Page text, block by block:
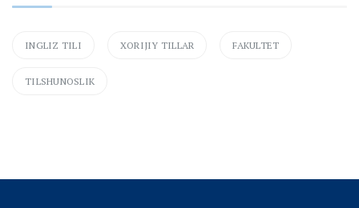
INGLIZ TILI XORIJIY TILLAR FAKULTET
TILSHUNOSLIK